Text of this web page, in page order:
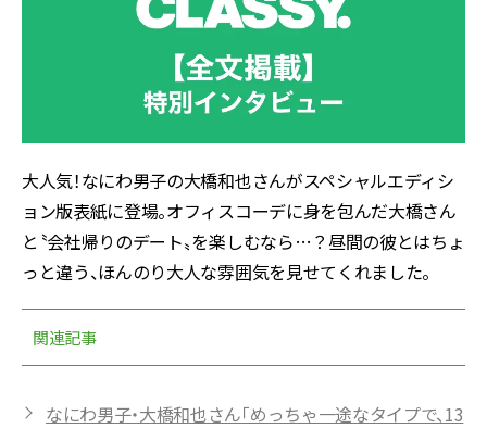
大人気！なにわ男子の大橋和也さんがスペシャルエディシ
ョン版表紙に登場。オフィスコーデに身を包んだ大橋さん
と〝会社帰りのデート〟を楽しむなら…？昼間の彼とはちょ
っと違う、ほんのり大人な雰囲気を見せてくれました。
関連記事
なにわ男子・大橋和也さん「めっちゃ一途なタイプで、13